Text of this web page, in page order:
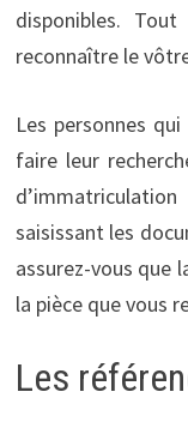
disponibles.
reconnaître le
Les personnes
faire leur
saisissant les
assurez-vous que
la pièce que vous
Les